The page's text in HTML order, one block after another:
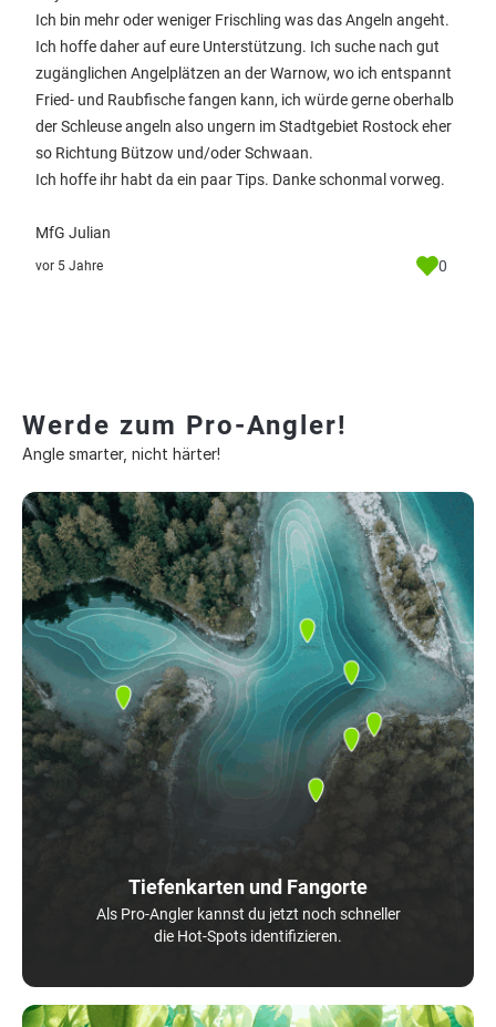
Ich bin mehr oder weniger Frischling was das Angeln angeht.
Ich hoffe daher auf eure Unterstützung. Ich suche nach gut
zugänglichen Angelplätzen an der Warnow, wo ich entspannt
Fried- und Raubfische fangen kann, ich würde gerne oberhalb
der Schleuse angeln also ungern im Stadtgebiet Rostock eher
so Richtung Bützow und/oder Schwaan.
Ich hoffe ihr habt da ein paar Tips. Danke schonmal vorweg.
MfG Julian
vor 5 Jahre 0
Werde zum Pro-Angler!
Angle smarter, nicht härter!
Tiefenkarten und Fangorte
Als Pro-Angler kannst du jetzt noch schneller
die Hot-Spots identifizieren.